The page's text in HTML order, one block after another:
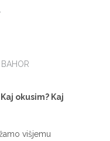
BAHOR
okusim? Kaj
višjemu